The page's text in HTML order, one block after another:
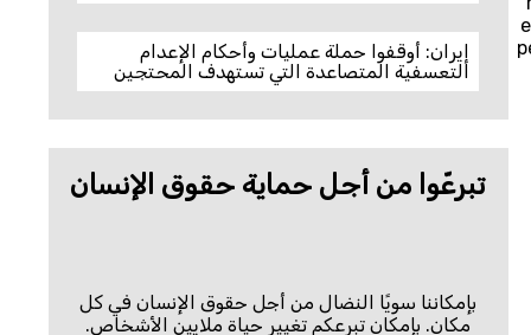
إيران: أوقفوا حملة عمليات وأحكام الإعدام
التعسفية المتصاعدة التي تستهدف المحتجين
تبرعّوا من أجل حماية حقوق الإنسان
بإمكاننا سويًا النضال من أجل حقوق الإنسان في كل
مكان. بإمكان تبرعكم تغيير حياة ملايين الأشخاص.